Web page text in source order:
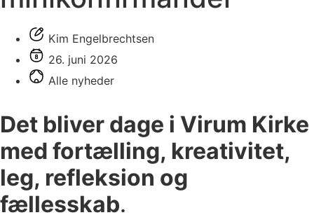
Kim Engelbrechtsen
26. juni 2026
Alle nyheder
Det bliver dage i Virum Kirke
med fortælling, kreativitet,
leg, refleksion og
fællesskab.